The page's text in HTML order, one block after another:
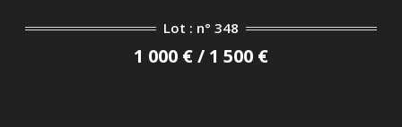
Lot : n° 348
1 000 € / 1 500 €